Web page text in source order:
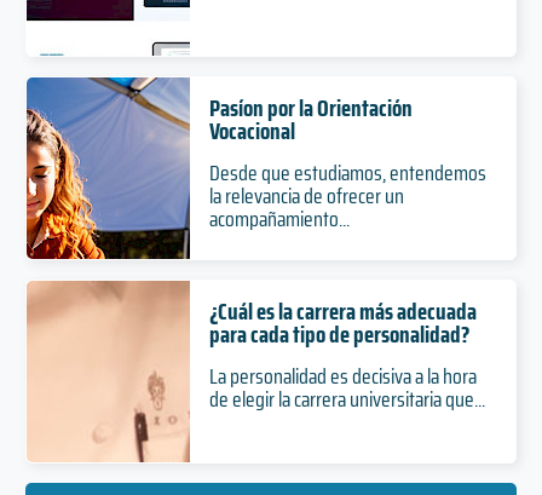
Pasíon por la Orientación
Vocacional
Desde que estudiamos, entendemos
la relevancia de ofrecer un
acompañamiento...
¿Cuál es la carrera más adecuada
para cada tipo de personalidad?
La personalidad es decisiva a la hora
de elegir la carrera universitaria que...